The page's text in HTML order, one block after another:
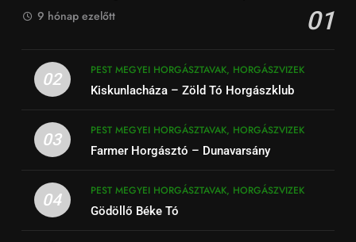
01
9 hónap ezelőtt
02
PEST MEGYEI HORGÁSZTAVAK, HORGÁSZVIZEK
Kiskunlacháza – Zöld Tó Horgászklub
03
PEST MEGYEI HORGÁSZTAVAK, HORGÁSZVIZEK
Farmer Horgásztó – Dunavarsány
04
PEST MEGYEI HORGÁSZTAVAK, HORGÁSZVIZEK
Gödöllő Béke Tó